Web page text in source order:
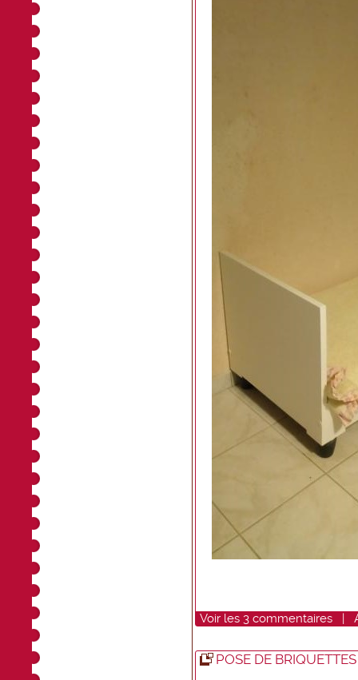
Voir les 3 commentaires |
POSE DE BRIQUETTES